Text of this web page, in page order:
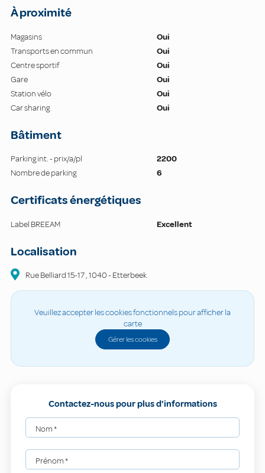
À proximité
Magasins
Oui
Transports en commun
Oui
Centre sportif
Oui
Gare
Oui
Station vélo
Oui
Car sharing
Oui
Bâtiment
Parking int. - prix/a/pl
2200
Nombre de parking
6
Certificats énergétiques
Label BREEAM Excellent
Localisation
Rue Belliard15-17,1040-Etterbeek
Veuillez accepter les cookies fonctionnels pour afficher la
carte
Gérer les cookies
Contactez-nous pour plus d'informations
Nom*
Prénom*